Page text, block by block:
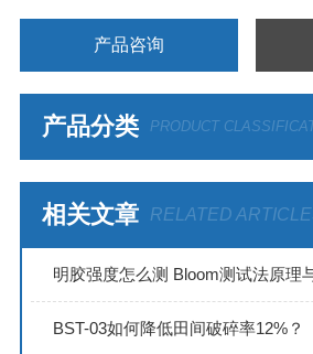
产品咨询
产品分类 PRODUCT
相关文章 RELATED
明胶强度怎么测 Bloom测试法原理
BST-03如何降低田间破碎率12%？